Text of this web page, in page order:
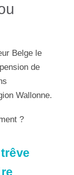
Belge le
de
Wallonne.
?